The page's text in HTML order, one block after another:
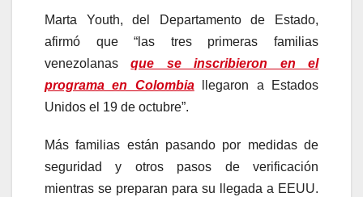
Marta Youth, del Departamento de Estado,
afirmó que “las tres primeras familias
venezolanasque se inscribieron en el
programa en Colombiallegaron a Estados
Unidos el 19 de octubre”.
Más familias están pasando por medidas de
seguridad y otros pasos de verificación
mientras se preparan para su llegada a EEUU.